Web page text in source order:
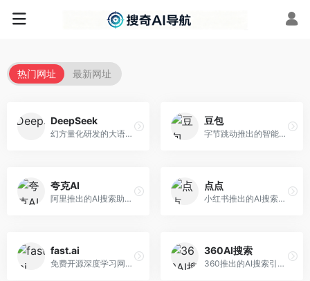
热门网址 最新网址
DeepSeek
幻方量化研发的大语言模型平台，专注于深度推理和代码生成能力。面向开发者、研究人员和技术爱好者，提供强大的逻辑推理和数学计算功能，开源生态完善，API接口友好。
豆包
字节跳动推出的智能对话助手平台，提供文本创作、知识问答、英语学习等多种AI服务。面向普通用户和内容创作者，支持多轮对话和文件解析，免费使用，响应速度快，中文理解能力强。
夸克AI
阿里推出的AI搜索助手，整合搜索与AI功能。面向年轻用户，提供智能搜索、文档处理、学习辅助等服务，与夸克生态深度整合。
点点
小红书推出的AI搜索应用，专注于生活方式内容搜索。面向小红书用户，提供生活攻略、消费决策、内容推荐等服务，生活方式内容丰富。
fast.ai
免费开源深度学习网站，专注于实用AI教学。面向开发者，提供免费深度学习课程、实战项目、代码库等资源，学习门槛低。
360AI搜索
360推出的AI搜索引擎，专注于安全智能搜索。面向普通用户，提供智能问答、网页搜索、内容整理等服务，安全防护能力强。